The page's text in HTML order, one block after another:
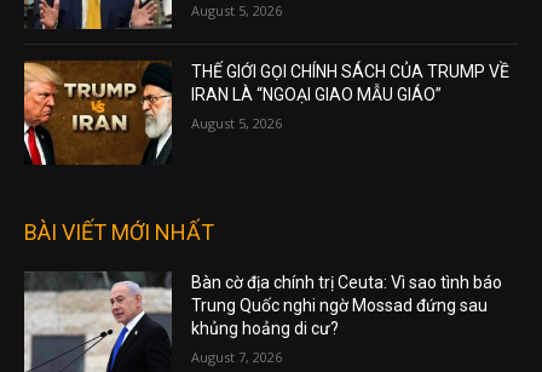
August 5, 2026
THẾ GIỚI GỌI CHÍNH SÁCH CỦA TRUMP VỀ
IRAN LÀ “NGOẠI GIAO MẪU GIÁO”
August 5, 2026
BÀI VIẾT MỚI NHẤT
Bàn cờ địa chính trị Ceuta: Vì sao tình báo
Trung Quốc nghi ngờ Mossad đứng sau
khủng hoảng di cư?
August 7, 2026